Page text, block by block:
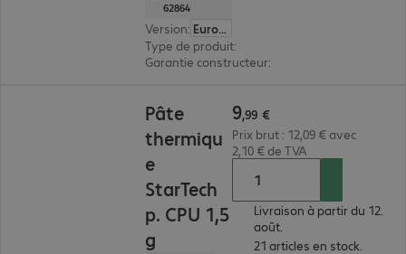
62864
Version:
Europe
Type de produit:
Garantie constructeur:
Pâte
thermiqu
e
StarTech
p. CPU 1,5
g
9,99 €
Prix brut : 12,09 € avec
2,10 € de TVA
Livraison à partir du 12.
août.
21 articles en stock.